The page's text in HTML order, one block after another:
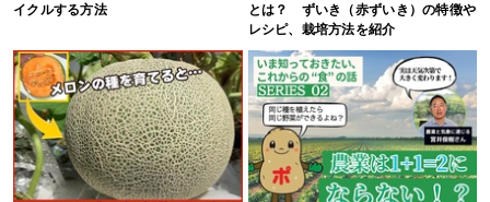
イクルする方法
とは？ ずいき（赤ずいき）の特徴や
レシピ、栽培方法を紹介